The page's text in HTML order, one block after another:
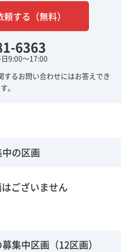
する（無料）
6363
9:00～17:00
るお問い合わせにはお答えでき
。
の区画
ございません
集中区画（12区画）